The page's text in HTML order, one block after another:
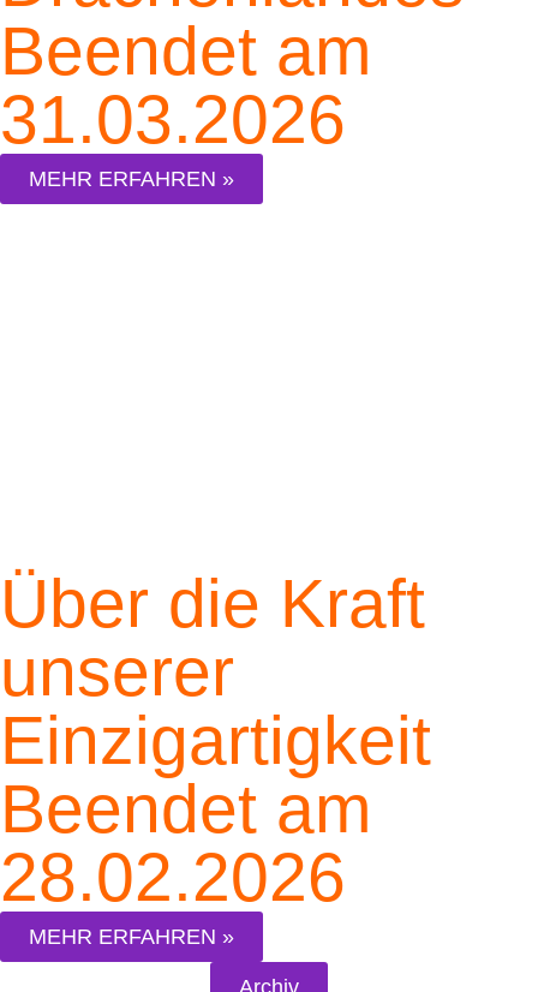
Beendet am
31.03.2026
MEHR ERFAHREN »
Über die Kraft
unserer
Einzigartigkeit
Beendet am
28.02.2026
MEHR ERFAHREN »